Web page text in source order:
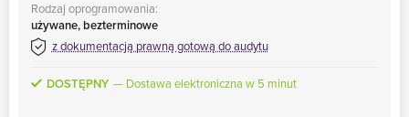
Rodzaj oprogramowania:
używane, bezterminowe
z dokumentacją prawną gotową do audytu
DOSTĘPNY Dostawa elektroniczna w 5 minut